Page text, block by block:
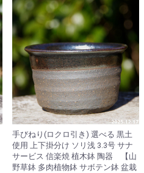
手びねり(ロクロ引き) 選べる 黒土
使用 上下掛分け ソリ浅 3.3号 サナ
サービス 信楽焼 植木鉢 陶器 【山
野草鉢 多肉植物鉢 サボテン鉢 盆栽